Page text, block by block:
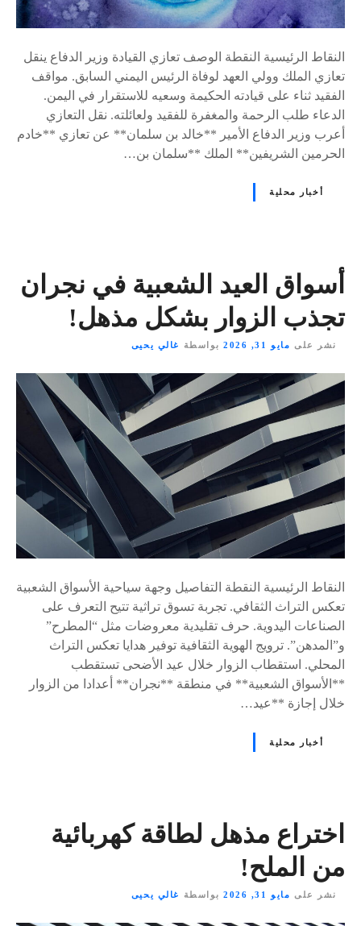
النقاط الرئيسية النقطة الوصف تعازي القيادة وزير الدفاع ينقل
تعازي الملك وولي العهد لوفاة الرئيس اليمني السابق. مواقف
الفقيد ثناء على قيادته الحكيمة وسعيه للاستقرار في اليمن.
الدعاء طلب الرحمة والمغفرة للفقيد ولعائلته. نقل التعازي
أعرب وزير الدفاع الأمير **خالد بن سلمان** عن تعازي **خادم
الحرمين الشريفين** الملك **سلمان بن…
أخبار محلية
أسواق العيد الشعبية في نجران
تجذب الزوار بشكل مذهل!
نشر على مايو 31, 2026 بواسطة غالي يحيى
النقاط الرئيسية النقطة التفاصيل وجهة سياحية الأسواق الشعبية
تعكس التراث الثقافي. تجربة تسوق تراثية تتيح التعرف على
الصناعات اليدوية. حرف تقليدية معروضات مثل “المطرح”
و”المدهن”. ترويج الهوية الثقافية توفير هدايا تعكس التراث
المحلي. استقطاب الزوار خلال عيد الأضحى تستقطب
**الأسواق الشعبية** في منطقة **نجران** أعدادا من الزوار
خلال إجازة **عيد…
أخبار محلية
اختراع مذهل لطاقة كهربائية
من الملح!
نشر على مايو 31, 2026 بواسطة غالي يحيى